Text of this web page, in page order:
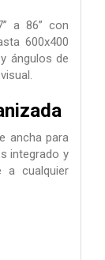
a 86” con
600x400
ángulos de
ancha para
integrado y
a cualquier